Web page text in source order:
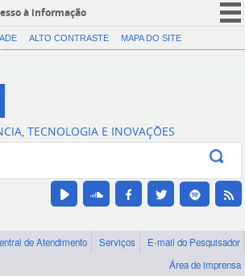
à informação
CORONAVÍRUS (COVID-19)
Canais
ALTO CONTRASTE MAPA DO SITE
TECNOLOGIA E INOVAÇÕES
de Atendimento Serviços
E-mail do Pesquisador
Área de imprensa